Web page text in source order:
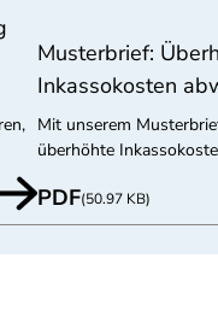
Musterbrief:
Inkassokosten
Mit unserem
überhöhte
PDF(50.97 KB)